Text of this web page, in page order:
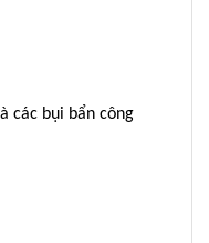
các bụi bẩn công